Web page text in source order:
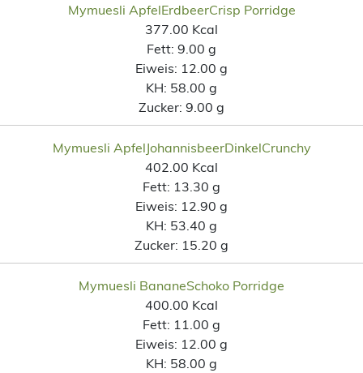
Mymuesli ApfelErdbeerCrisp Porridge
377.00 Kcal
Fett: 9.00 g
Eiweis: 12.00 g
KH: 58.00 g
Zucker: 9.00 g
Mymuesli ApfelJohannisbeerDinkelCrunchy
402.00 Kcal
Fett: 13.30 g
Eiweis: 12.90 g
KH: 53.40 g
Zucker: 15.20 g
Mymuesli BananeSchoko Porridge
400.00 Kcal
Fett: 11.00 g
Eiweis: 12.00 g
KH: 58.00 g